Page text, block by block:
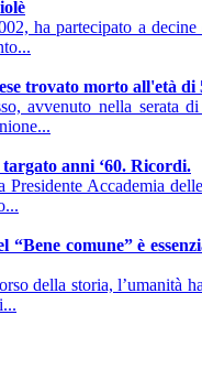
ha partecipato a
trovato morto all'età di
avvenuto nella serata
targato anni ‘60. Ricordi.
Presidente Accademia
“Bene comune” è
della storia, l’umanità